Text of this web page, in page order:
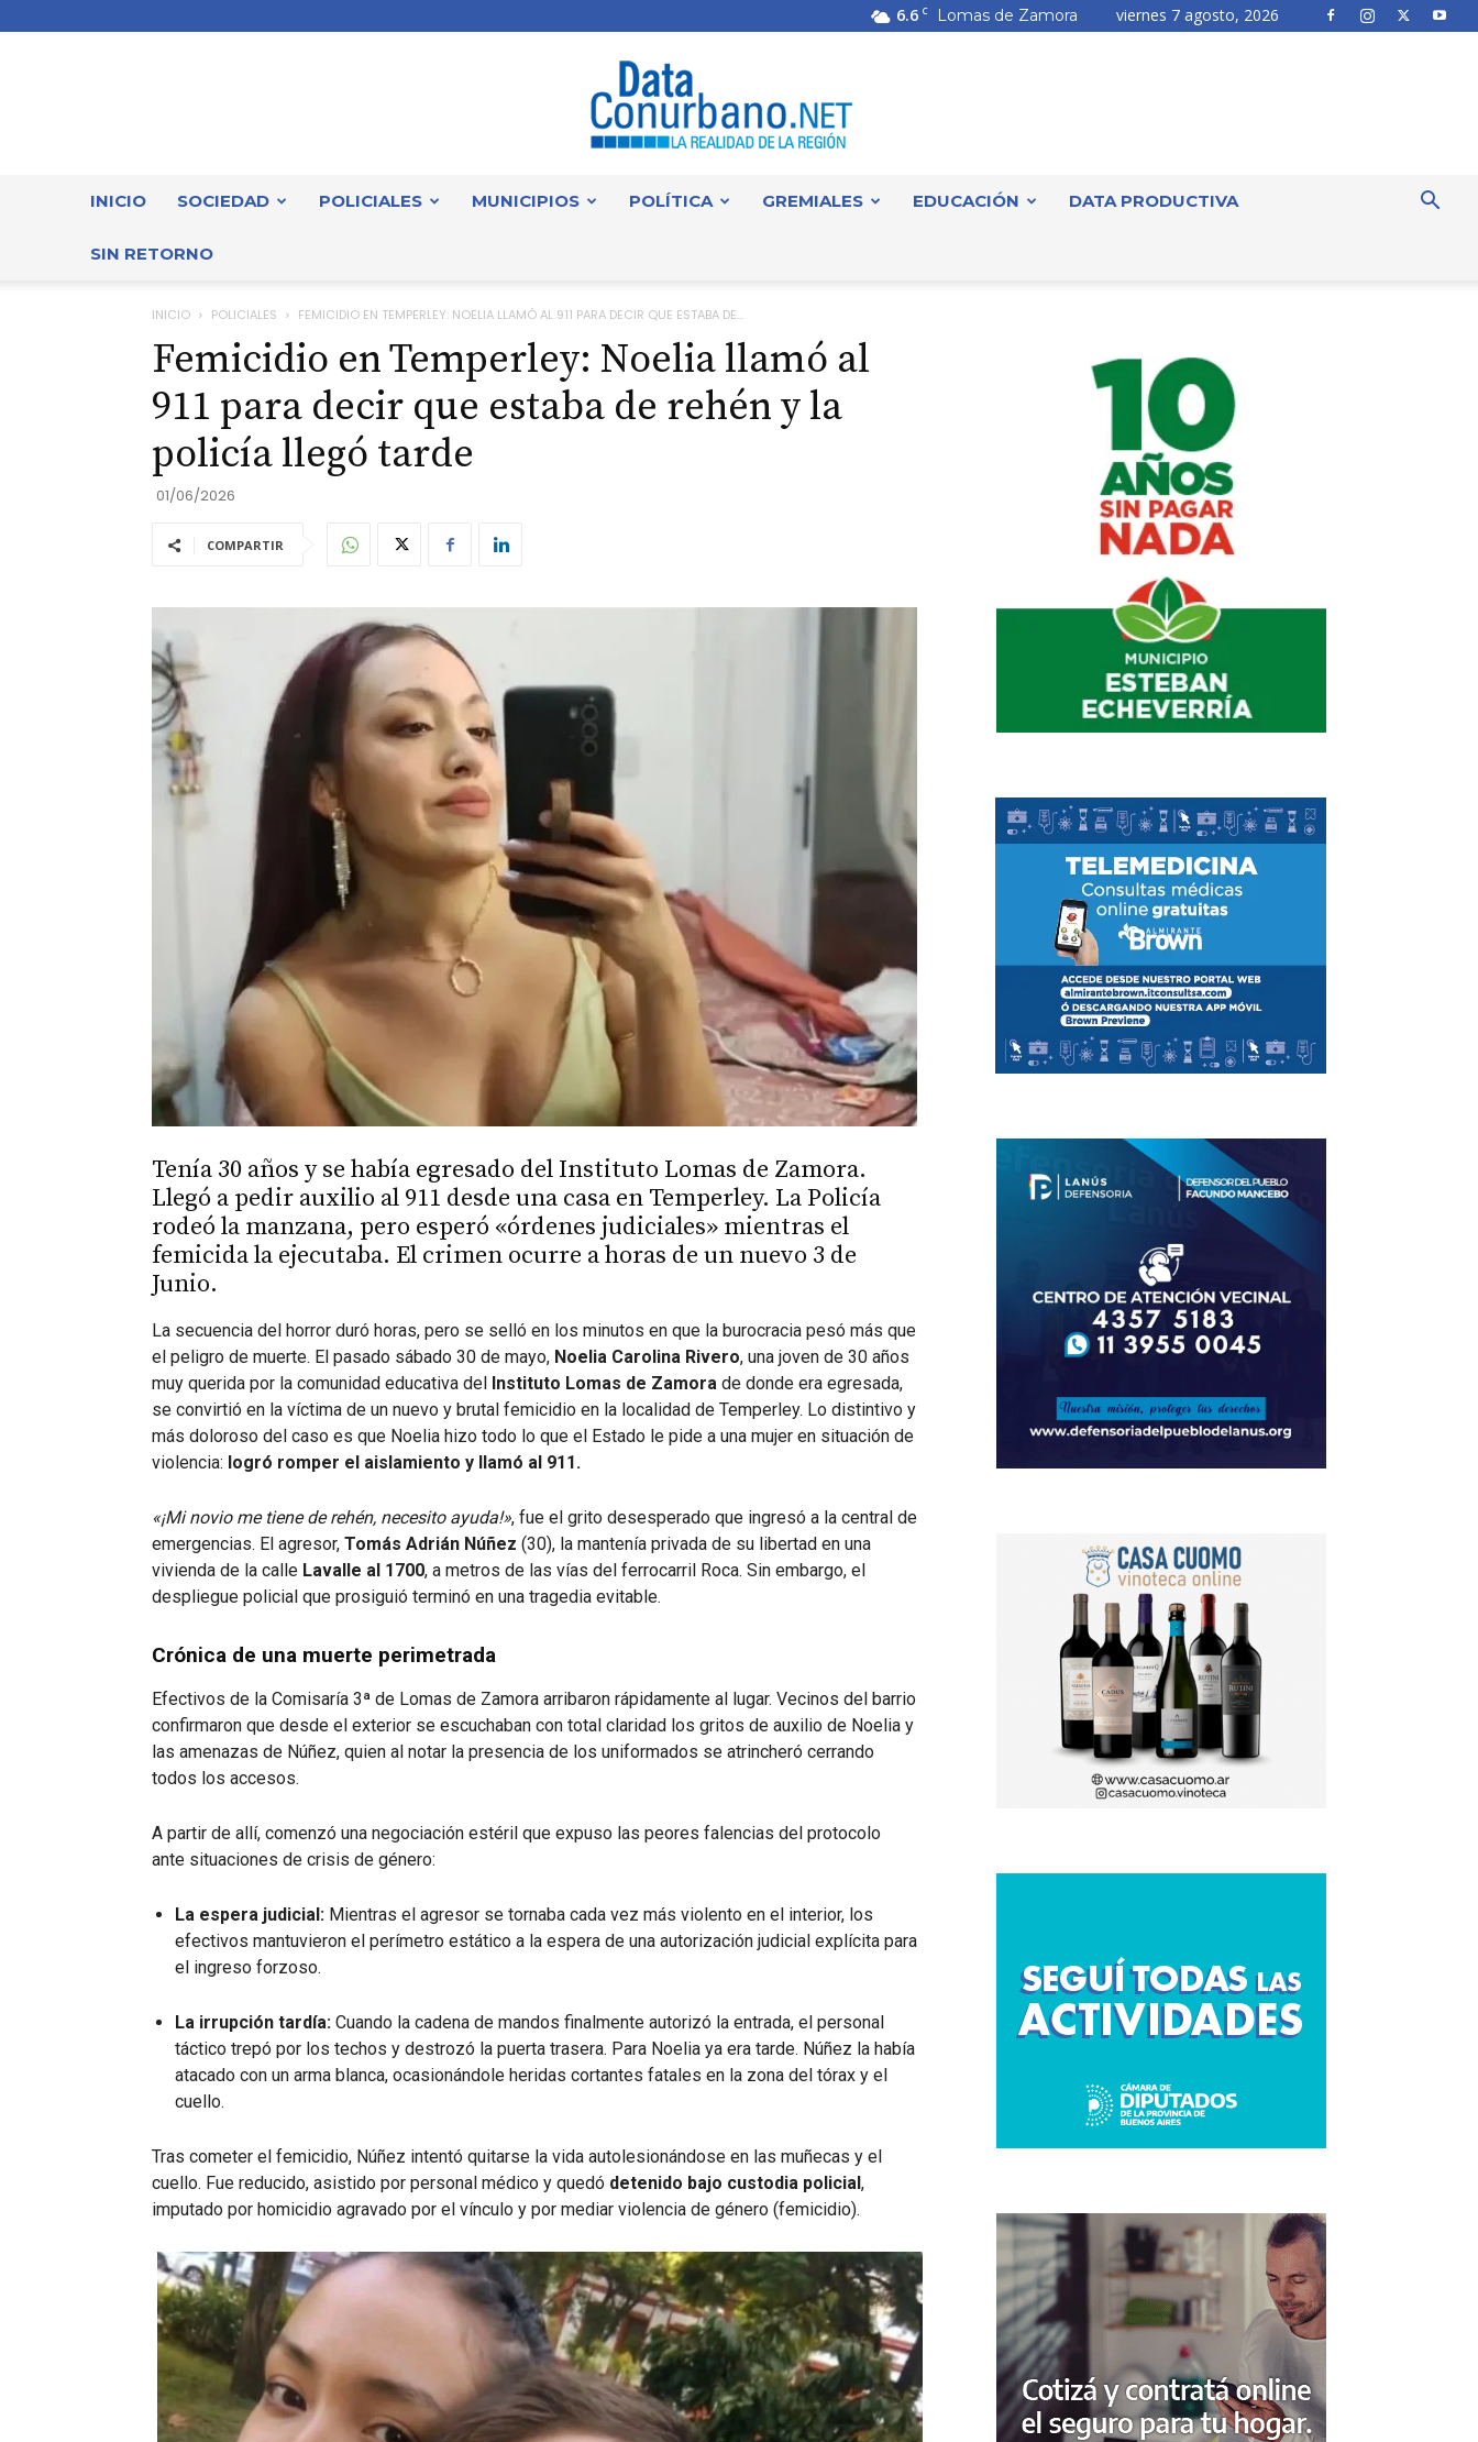
6.6 C Lomas de Zamora viernes 7 agosto, 2026
INICIO SOCIEDAD POLICIALES MUNICIPIOS POLÍTICA GREMIALES EDUCACIÓN DATA PRODUCTIVA
SIN RETORNO
INICIO POLICIALES FEMICIDIO EN TEMPERLEY: NOELIA LLAMÓ AL 911 PARA DECIR QUE ESTABA DE...
Femicidio en Temperley: Noelia llamó al
911 para decir que estaba de rehén y la
policía llegó tarde
01/06/2026
COMPARTIR
Tenía 30 años y se había egresado del Instituto Lomas de Zamora.
Llegó a pedir auxilio al 911 desde una casa en Temperley. La Policía
rodeó la manzana, pero esperó «órdenes judiciales» mientras el
femicida la ejecutaba. El crimen ocurre a horas de un nuevo 3 de
Junio.
La secuencia del horror duró horas, pero se selló en los minutos en que la burocracia pesó más que
el peligro de muerte. El pasado sábado 30 de mayo, Noelia Carolina Rivero, una joven de 30 años
muy querida por la comunidad educativa del Instituto Lomas de Zamora de donde era egresada,
se convirtió en la víctima de un nuevo y brutal femicidio en la localidad de Temperley. Lo distintivo y
más doloroso del caso es que Noelia hizo todo lo que el Estado le pide a una mujer en situación de
violencia: logró romper el aislamiento y llamó al 911.
«¡Mi novio me tiene de rehén, necesito ayuda!», fue el grito desesperado que ingresó a la central de
emergencias. El agresor, Tomás Adrián Núñez (30), la mantenía privada de su libertad en una
vivienda de la calle Lavalle al 1700, a metros de las vías del ferrocarril Roca. Sin embargo, el
despliegue policial que prosiguió terminó en una tragedia evitable.
Crónica de una muerte perimetrada
Efectivos de la Comisaría 3ª de Lomas de Zamora arribaron rápidamente al lugar. Vecinos del barrio
confirmaron que desde el exterior se escuchaban con total claridad los gritos de auxilio de Noelia y
las amenazas de Núñez, quien al notar la presencia de los uniformados se atrincheró cerrando
todos los accesos.
A partir de allí, comenzó una negociación estéril que expuso las peores falencias del protocolo
ante situaciones de crisis de género:
La espera judicial: Mientras el agresor se tornaba cada vez más violento en el interior, los
efectivos mantuvieron el perímetro estático a la espera de una autorización judicial explícita para
el ingreso forzoso.
La irrupción tardía: Cuando la cadena de mandos finalmente autorizó la entrada, el personal
táctico trepó por los techos y destrozó la puerta trasera. Para Noelia ya era tarde. Núñez la había
atacado con un arma blanca, ocasionándole heridas cortantes fatales en la zona del tórax y el
cuello.
Tras cometer el femicidio, Núñez intentó quitarse la vida autolesionándose en las muñecas y el
cuello. Fue reducido, asistido por personal médico y quedó detenido bajo custodia policial,
imputado por homicidio agravado por el vínculo y por mediar violencia de género (femicidio).